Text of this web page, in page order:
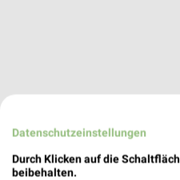
Datenschutzeinstellungen
Durch Klicken auf die
beibehalten.